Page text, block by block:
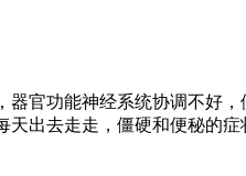
官功能神经系统协调不好
出去走走，僵硬和便秘的